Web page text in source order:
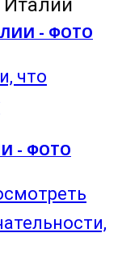
Италии
что